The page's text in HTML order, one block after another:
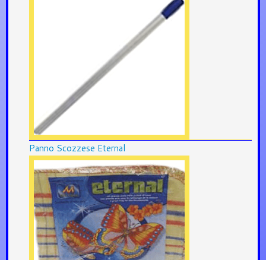
Panno Scozzese Eternal